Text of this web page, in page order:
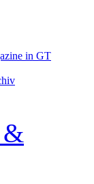
in GT